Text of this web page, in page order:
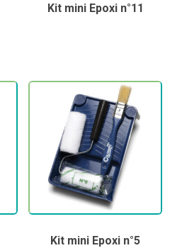
Kit mini Epoxi n°11
Kit mini Epoxi n°5